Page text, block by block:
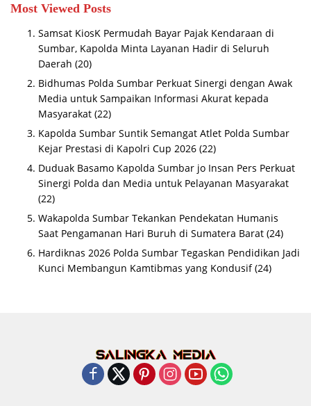
Most Viewed Posts
Samsat KiosK Permudah Bayar Pajak Kendaraan di
Sumbar, Kapolda Minta Layanan Hadir di Seluruh
Daerah (20)
Bidhumas Polda Sumbar Perkuat Sinergi dengan Awak
Media untuk Sampaikan Informasi Akurat kepada
Masyarakat (22)
Kapolda Sumbar Suntik Semangat Atlet Polda Sumbar
Kejar Prestasi di Kapolri Cup 2026 (22)
Duduak Basamo Kapolda Sumbar jo Insan Pers Perkuat
Sinergi Polda dan Media untuk Pelayanan Masyarakat
(22)
Wakapolda Sumbar Tekankan Pendekatan Humanis
Saat Pengamanan Hari Buruh di Sumatera Barat (24)
Hardiknas 2026 Polda Sumbar Tegaskan Pendidikan Jadi
Kunci Membangun Kamtibmas yang Kondusif (24)